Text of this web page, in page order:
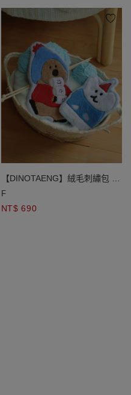
【DINOTAENG】絨毛刺繡包 (
QUOKKA款/ BOBO款 )
F
NT$ 690